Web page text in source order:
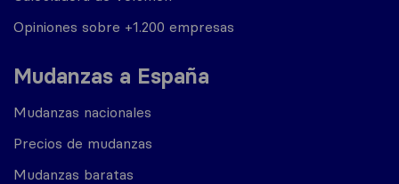
Opiniones sobre +1.200 empresas
Mudanzas a España
Mudanzas nacionales
Precios de mudanzas
Mudanzas baratas